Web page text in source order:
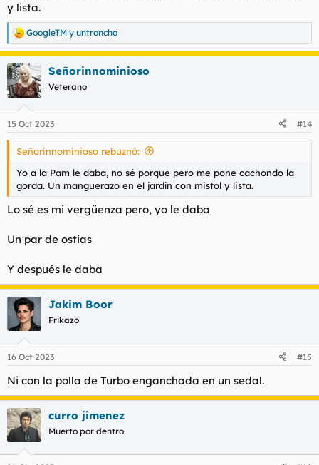
y lista.
R
e
a
c
c
i
e
s
GoogleTM y untroncho
Señorinnominioso
Veterano
15 Oct 2023 #14
Señorinnominioso rebuznó:
Yo a la Pam le daba, no sé porque pero me pone cachondo la
gorda. Un manguerazo en el jardín con mistol y lista.
Lo sé es mi vergüenza pero, yo le daba
Un par de ostias
Y después le daba
Jakim Boor
Frikazo
16 Oct 2023 #15
Ni con la polla de Turbo enganchada en un sedal.
curro jimenez
Muerto por dentro